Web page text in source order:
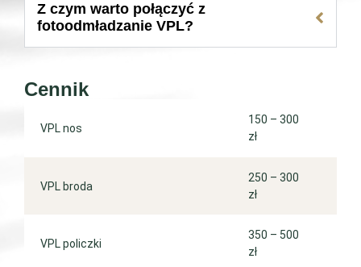
Z czym warto połączyć z
fotoodmładzanie VPL?
Cennik
VPL nos
150 – 300
zł
VPL broda
250 – 300
zł
VPL policzki
350 – 500
zł